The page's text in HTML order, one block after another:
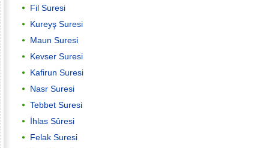
Fil Suresi
Kureyş Suresi
Maun Suresi
Kevser Suresi
Kafirun Suresi
Nasr Suresi
Tebbet Suresi
İhlas Sûresi
Felak Suresi